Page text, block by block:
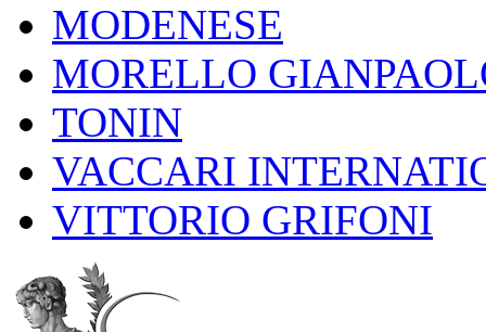
MODENESE
MORELLO
TONIN
VACCARI
VITTORIO GRIFONI